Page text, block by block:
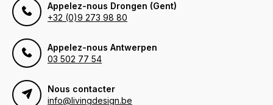
Appelez-nous Drongen (Gent)
+32 (0)9 273 98 80
Appelez-nous Antwerpen
03 502 77 54
Nous contacter
info@livingdesign.be